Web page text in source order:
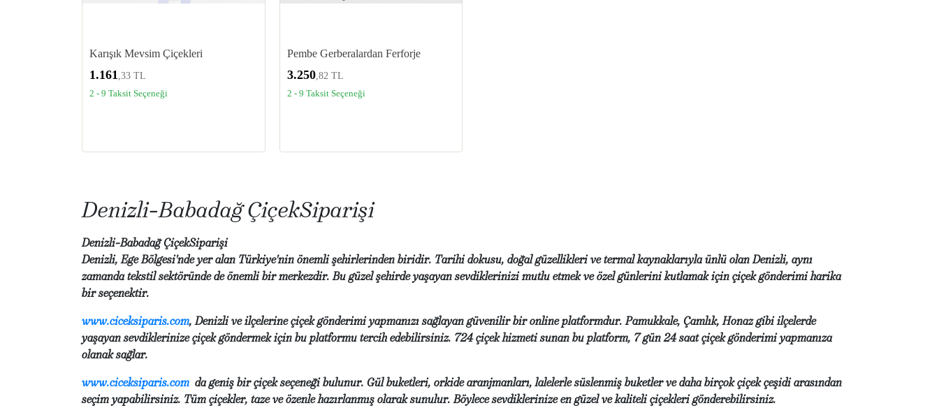
Karışık Mevsim Çiçekleri
1.161,33 TL
2 - 9 Taksit Seçeneği
Pembe Gerberalardan Ferforje
3.250,82 TL
2 - 9 Taksit Seçeneği
Denizli-Babadağ ÇiçekSiparişi
Denizli-Babadağ ÇiçekSiparişi
Denizli, Ege Bölgesi'nde yer alan Türkiye'nin önemli şehirlerinden biridir. Tarihi dokusu, doğal güzellikleri ve termal kaynaklarıyla ünlü olan Denizli, aynı
zamanda tekstil sektöründe de önemli bir merkezdir. Bu güzel şehirde yaşayan sevdiklerinizi mutlu etmek ve özel günlerini kutlamak için çiçek gönderimi harika
bir seçenektir.
www.ciceksiparis.com, Denizli ve ilçelerine çiçek gönderimi yapmanızı sağlayan güvenilir bir online platformdur. Pamukkale, Çamlık, Honaz gibi ilçelerde
yaşayan sevdiklerinize çiçek göndermek için bu platformu tercih edebilirsiniz. 724 çiçek hizmeti sunan bu platform, 7 gün 24 saat çiçek gönderimi yapmanıza
olanak sağlar.
www.ciceksiparis.com da geniş bir çiçek seçeneği bulunur. Gül buketleri, orkide aranjmanları, lalelerle süslenmiş buketler ve daha birçok çiçek çeşidi arasından
seçim yapabilirsiniz. Tüm çiçekler, taze ve özenle hazırlanmış olarak sunulur. Böylece sevdiklerinize en güzel ve kaliteli çiçekleri gönderebilirsiniz.